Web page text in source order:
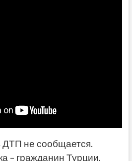
не сообщается.
– гражданин Турции,